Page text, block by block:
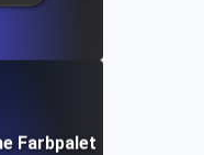
Farbpaletten?